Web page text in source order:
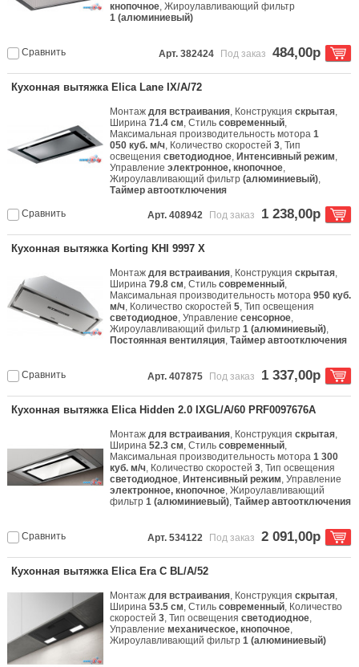
кнопочное, Жироулавливающий фильтр
1 (алюминиевый)
Сравнить Арт. 382424 Под заказ 484,00р
Кухонная вытяжка Elica Lane IX/A/72
Монтаждля встраивания, Конструкцияскрытая,
Ширина71.4 см, Стильсовременный,
Максимальная производительность мотора1
050 куб. м/ч, Количество скоростей3, Тип
освещениясветодиодное, Интенсивный режим,
Управлениеэлектронное, кнопочное,
Жироулавливающий фильтр(алюминиевый),
Таймер автоотключения
Сравнить Арт. 408942 Под заказ 1 238,00р
Кухонная вытяжка Korting KHI 9997 X
Монтаждля встраивания, Конструкцияскрытая,
Ширина79.8 см, Стильсовременный,
Максимальная производительность мотора950 куб.
м/ч, Количество скоростей5, Тип освещения
светодиодное, Управлениесенсорное,
Жироулавливающий фильтр1 (алюминиевый),
Постоянная вентиляция,Таймер автоотключения
Сравнить Арт. 407875 Под заказ 1 337,00р
Кухонная вытяжка Elica Hidden 2.0 IXGL/A/60 PRF0097676A
Монтаждля встраивания, Конструкцияскрытая,
Ширина52.3 см, Стильсовременный,
Максимальная производительность мотора1 300
куб. м/ч, Количество скоростей3, Тип освещения
светодиодное, Интенсивный режим, Управление
электронное, кнопочное, Жироулавливающий
фильтр1 (алюминиевый),Таймер автоотключения
Сравнить Арт. 534122 Под заказ 2 091,00р
Кухонная вытяжка Elica Era C BL/A/52
Монтаждля встраивания, Конструкцияскрытая,
Ширина53.5 см, Стильсовременный, Количество
скоростей3, Тип освещениясветодиодное,
Управлениемеханическое, кнопочное,
Жироулавливающий фильтр1 (алюминиевый)